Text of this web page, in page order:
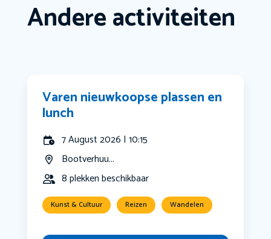
Andere activiteiten
Varen nieuwkoopse plassen en
lunch
7 August 2026 | 10:15
Bootverhuu...
8 plekken beschikbaar
Kunst & Cultuur Reizen Wandelen